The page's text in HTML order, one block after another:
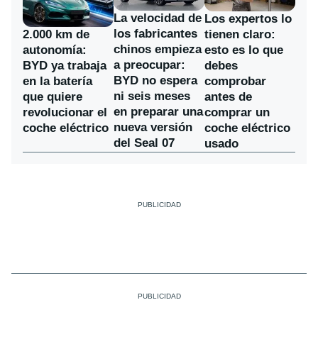
2.000 km de
autonomía:
BYD ya trabaja
en la batería
que quiere
revolucionar el
coche eléctrico
La velocidad de
los fabricantes
chinos empieza
a preocupar:
BYD no espera
ni seis meses
en preparar una
nueva versión
del Seal 07
Los expertos lo
tienen claro:
esto es lo que
debes
comprobar
antes de
comprar un
coche eléctrico
usado